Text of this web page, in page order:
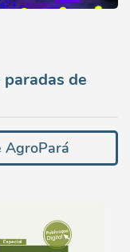
de
AgroPará